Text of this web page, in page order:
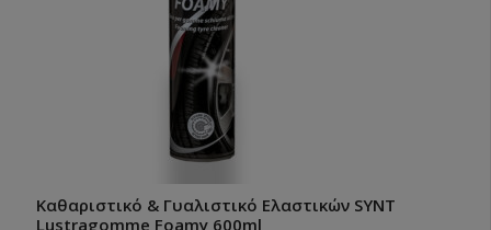
Καθαριστικό & Γυαλιστικό Ελαστικών SYNT
Lustragomme Foamy 600ml